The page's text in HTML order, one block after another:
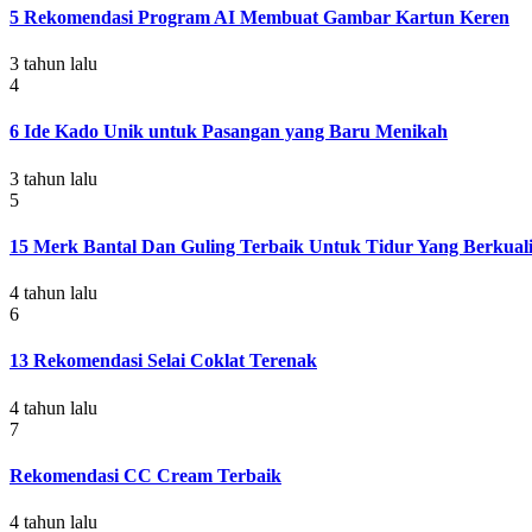
5 Rekomendasi Program AI Membuat Gambar Kartun Keren
3 tahun lalu
4
6 Ide Kado Unik untuk Pasangan yang Baru Menikah
3 tahun lalu
5
15 Merk Bantal Dan Guling Terbaik Untuk Tidur Yang
4 tahun lalu
6
13 Rekomendasi Selai Coklat Terenak
4 tahun lalu
7
Rekomendasi CC Cream Terbaik
4 tahun lalu